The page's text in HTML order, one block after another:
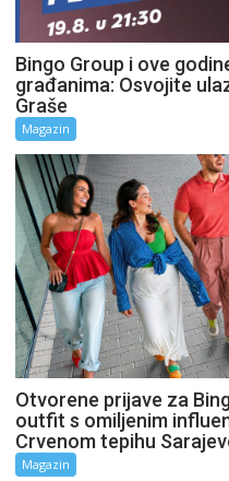
Bingo Group i ove
građanima: Osvojite
Graše
Magazin
Otvorene prijave za
outfit s omiljenim
Crvenom tepihu
Magazin